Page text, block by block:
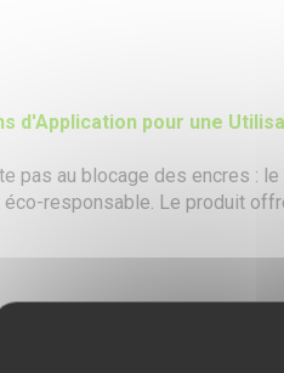
d'Application pour une
pas au blocage des encres : le
responsable. Le produit